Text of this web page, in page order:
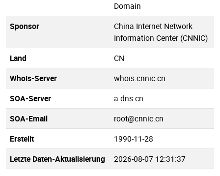
Domain
Sponsor
China Internet Network
Information Center (CNNIC)
Land
CN
Whois-Server
whois.cnnic.cn
SOA-Server
a.dns.cn
SOA-Email
root@cnnic.cn
Erstellt
1990-11-28
Letzte Daten-Aktualisierung
2026-08-07 12:31:37